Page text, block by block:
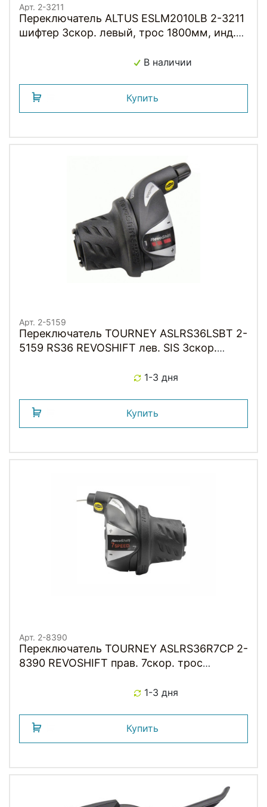
Арт. 2-3211
Переключатель ALTUS ESLM2010LB 2-3211
шифтер 3скор. левый, трос 1800мм, инд.
В наличии
Купить
Арт. 2-5159
Переключатель TOURNEY ASLRS36LSBT 2-
5159 RS36 REVOSHIFT лев. SIS 3скор.
1-3 дня
Купить
Арт. 2-8390
Переключатель TOURNEY ASLRS36R7CP 2-
8390 REVOSHIFT прав. 7скор. трос
1-3 дня
Купить